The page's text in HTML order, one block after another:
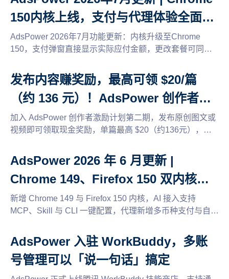
150内核上线，支付与代理体验全面升
级
AdsPower 2026年7月功能更新：内核升级至Chrome
150，支付弹窗直接显示实际应付金额，更改套餐可同时
餐最高立减50%，还有浏览器兼容模式与密码安全验证等
多项优化。
发布内容赚奖励，最高可领 $20/篇
（约 136 元）！AdsPower 创作者激
励计划第二期来了
加入 AdsPower 创作者激励计划第二期，发布原创图文或
视频即可领取现金奖励，单篇最高 $20（约136元），支
AdsPower 2026 年 6 月更新 |
Chrome 149、Firefox 150 双内核上
线，AI 接入更简单
新增 Chrome 149 与 Firefox 150 内核，AI 接入支持
MCP、Skill 与 CLI 一键配置，代理新增多币种支付与自动
化。
AdsPower 入驻 WorkBuddy，多账
号管理可以「说一句话」搞定